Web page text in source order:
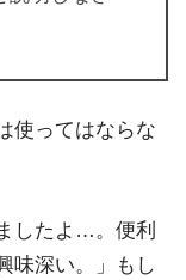
使ってはならな
したよ…。便利
味深い。」もし